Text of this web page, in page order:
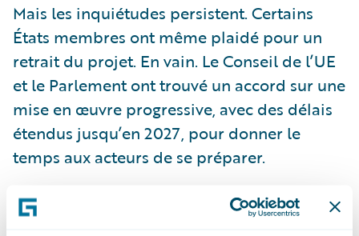
Mais les inquiétudes persistent. Certains
États membres ont même plaidé pour un
retrait du projet. En vain. Le Conseil de l’UE
et le Parlement ont trouvé un accord sur une
mise en œuvre progressive, avec des délais
étendus jusqu’en 2027, pour donner le
temps aux acteurs de se préparer.
Des expériences étrangères